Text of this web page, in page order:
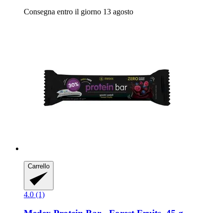
Consegna entro il giorno 13 agosto
Carrello
4.0 (1)